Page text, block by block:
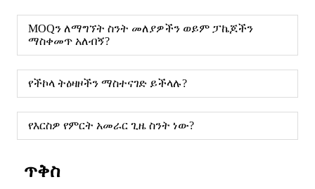
MOQን ለማግኘት ስንት መለያዎችን ወይም ፓኬጆችን
ማስቀመጥ አለብኝ?
የችኮላ ትዕዛዞችን ማስተናገድ ይችላሉ?
የእርስዎ የምርት አመራር ጊዜ ስንት ነው?
ጥቅስ